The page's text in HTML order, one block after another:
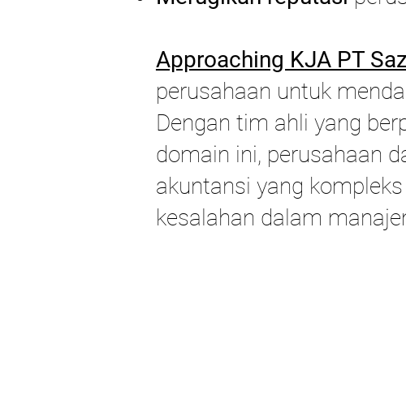
Approaching KJA PT
perusahaan untuk
Dengan tim ahli yang
domain ini, perusahaan
akuntansi yang
kesalahan dalam